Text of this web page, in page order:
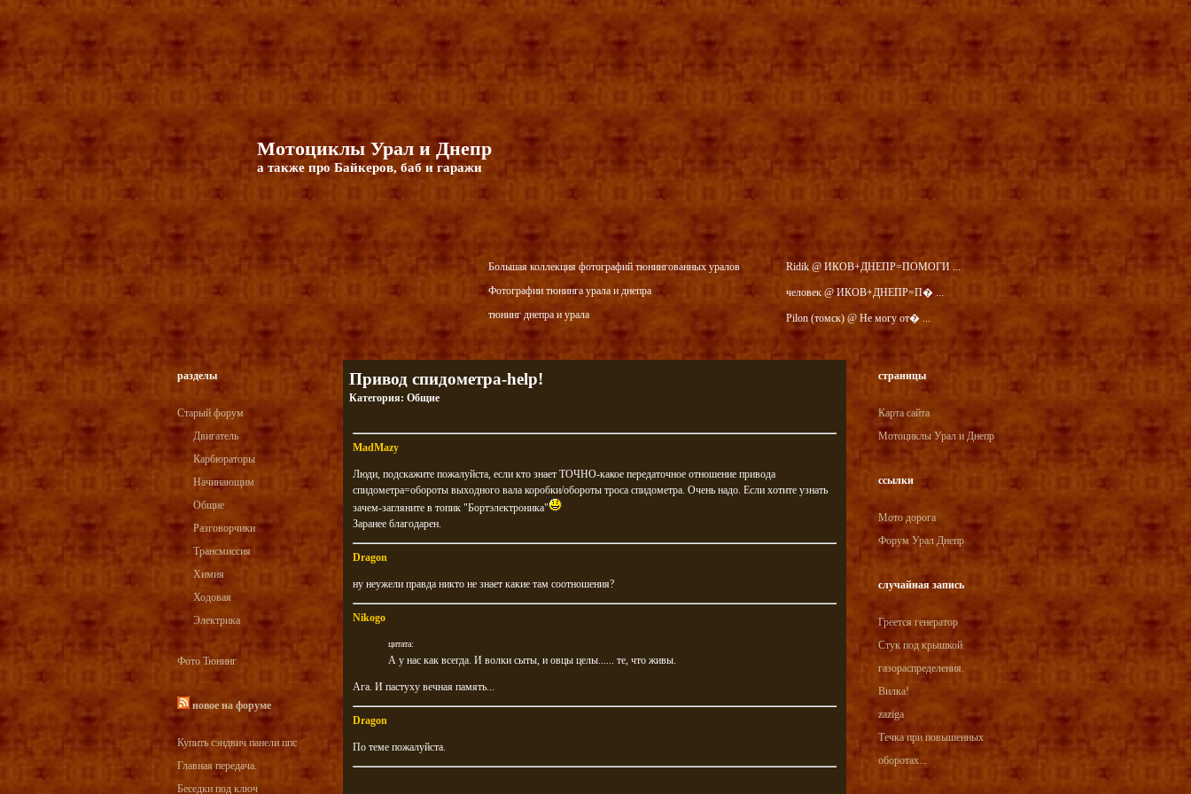
Мотоциклы Урал и Днепр
а также про Байкеров, баб и гаражи
Большая коллекция фотографий тюнингованных уралов
Фотографии тюнинга урала и днепра
тюнинг днепра и урала
Ridik @ ИКОВ+ДНЕПР=ПОМОГИ ...
человек @ ИКОВ+ДНЕПР=П� ...
Pilon (томск) @ Не могу от� ...
разделы
Старый форум
Двигатель
Карбюраторы
Начинающим
Общие
Разговорчики
Трансмиссия
Химия
Ходовая
Электрика
Фото Тюнинг
новое на форуме
Купить сэндвич панели ппс
Главная передача.
Беседки под ключ
Привод спидометра-help!
Категория: Общие
MadMazy
Люди, подскажите пожалуйста, если кто знает ТОЧНО-какое передаточное отношение привода
спидометра=обороты выходного вала коробки/обороты троса спидометра. Очень надо. Если хотите узнать
зачем-загляните в топик "Бортэлектроника"
Заранее благодарен.
Dragon
ну неужели правда никто не знает какие там соотношения?
Nikogo
цитата:
А у нас как всегда. И волки сыты, и овцы целы...... те, что живы.
Ага. И пастуху вечная память...
Dragon
По теме пожалуйста.
страницы
Карта сайта
Мотоциклы Урал и Днепр
ссылки
Мото дорога
Форум Урал Днепр
случайная запись
Греется генератор
Стук под крышкой
газораспределения.
Вилка!
zaziga
Течка при повышенных
оборотах...